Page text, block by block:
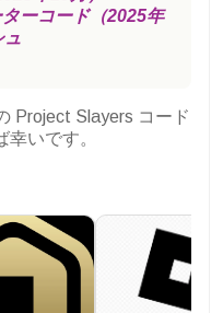
ーコード（2025年
ュ
Project Slayers コード
いです。